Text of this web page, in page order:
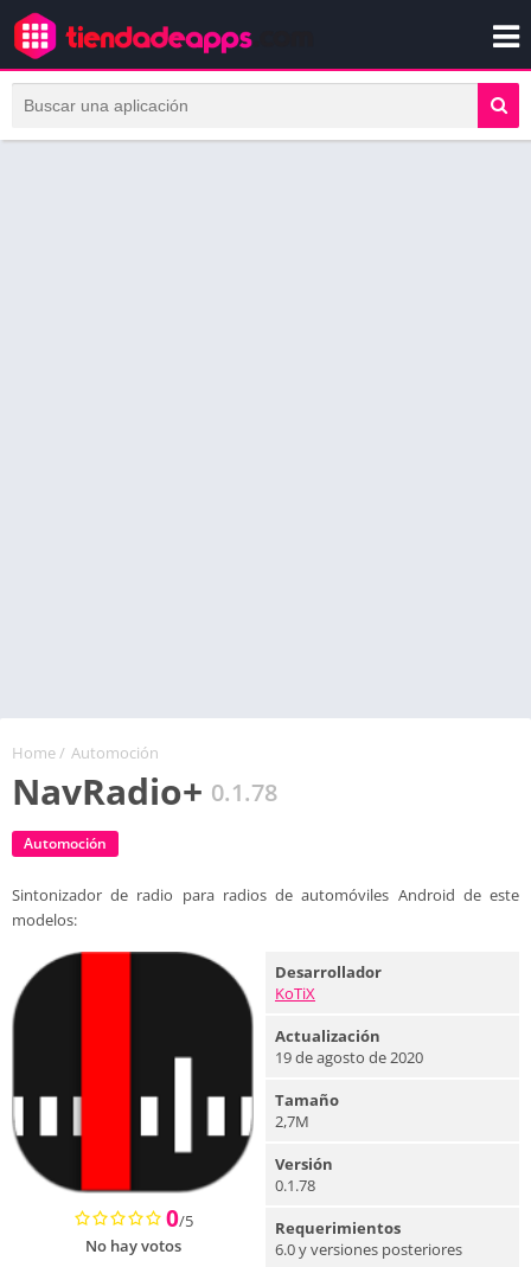
Home/ Automoción
NavRadio+ 0.1.78
Automoción
Sintonizador de radio para radios de automóviles Android de este
modelos:
0/5
No hay votos
Desarrollador
KoTiX
Actualización
19 de agosto de 2020
Tamaño
2,7M
Versión
0.1.78
Requerimientos
6.0 y versiones posteriores